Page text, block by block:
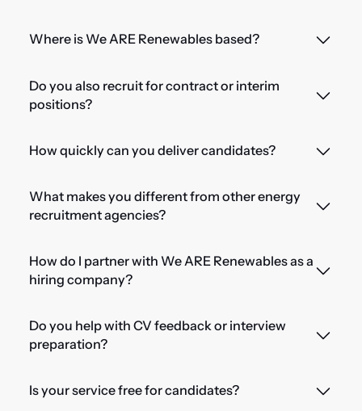
Where is We ARE Renewables based?
Do you also recruit for contract or interim
positions?
How quickly can you deliver candidates?
What makes you different from other energy
recruitment agencies?
How do I partner with We ARE Renewables as a
hiring company?
Do you help with CV feedback or interview
preparation?
Is your service free for candidates?